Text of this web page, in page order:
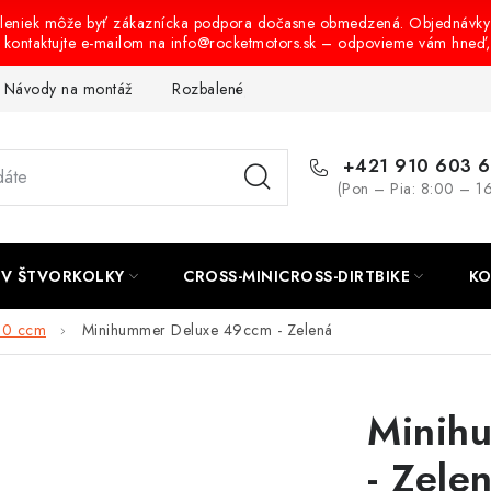
môže byť zákaznícka podpora dočasne obmedzená.
e-mailom na info@rocketmotors.sk – odpovieme vám
Návody na montáž Rozbalené, zánovné a použité produkty
+421 910 603
(Pon – Pia: 8:00 –
ŠTVORKOLKY CROSS-MINICROSS-DIRTBIKE
ccm Minihummer Deluxe 49ccm - Zelená
-